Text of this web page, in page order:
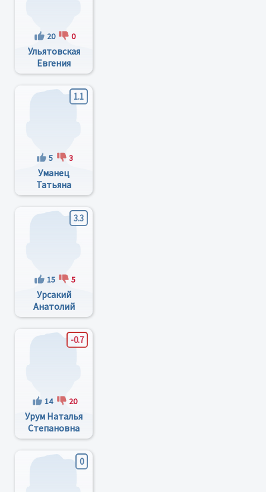
20 0
Ульятовская
Евгения
Анатольевна
1.1
5 3
Уманец
Татьяна
Николаевна
3.3
15 5
Урсакий
Анатолий
Федорович
-0.7
14 20
Урум Наталья
Степановна
0